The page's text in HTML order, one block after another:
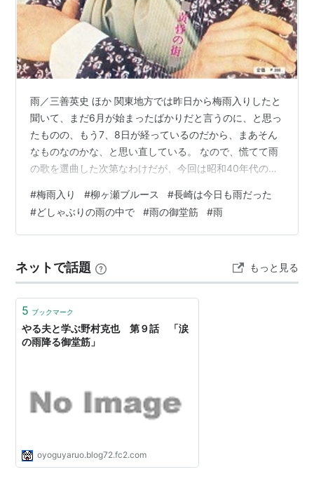
雨／三善英史 ほか 関東地方では昨日から梅雨入りしたと
聞いて、まだ6月が始まったばかりだと言うのに、と思っ
たものの、もう7、8日が経っているのだから、まあそん
なものなのかな、と思い直している。 なので、慌てて雨
の歌を選曲した次第なわけだが、今回は昭和40年代の曲
リアルタイムで聴いた曲ではないが、なんとなくその当
時の時代感を感じさせてくれるような曲目になってい
る。 雨音を聞いたり、水の滴や雨に濡れた木花なんかを
だ。 ＜柳ヶ瀬ブルース／美川憲一（1966年）＞ 売上100
万枚を超える大ヒットとな…
#梅雨入り #柳ヶ瀬ブルース #長崎は今日も雨だった
#どしゃぶりの雨の中で #雨の御堂筋 #雨
ネットで話題 もっと見る
5 ブックマーク
やる夫と学ぶ野村克也 第９話 「涙
の雨降る御堂筋」
oyoguyaruo.blog72.fc2.com